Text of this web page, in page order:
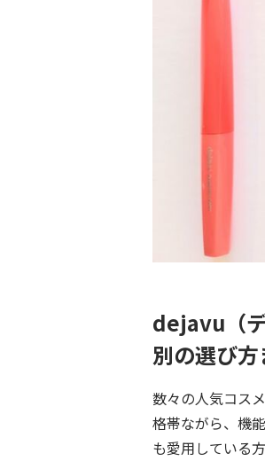
dejavu（
別の選び
数々の人気コス
格帯ながら、機
も愛用している